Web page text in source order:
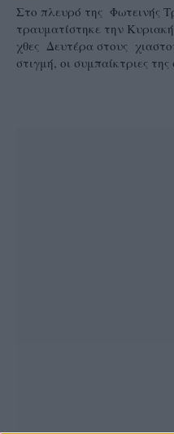
Στο πλευρό της Φωτεινής
τραυματίστηκε την
χθες Δευτέρα στους
στιγμή, οι συμπαίκτριες